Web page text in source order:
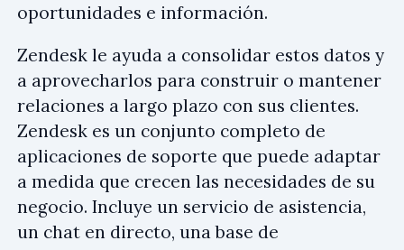
oportunidades e información.
Zendesk le ayuda a consolidar estos datos y
a aprovecharlos para construir o mantener
relaciones a largo plazo con sus clientes.
Zendesk es un conjunto completo de
aplicaciones de soporte que puede adaptar
a medida que crecen las necesidades de su
negocio. Incluye un servicio de asistencia,
un chat en directo, una base de